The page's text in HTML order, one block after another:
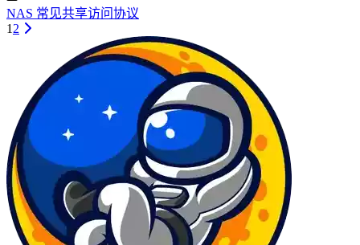
NAS 常见共享访问协议
1 2